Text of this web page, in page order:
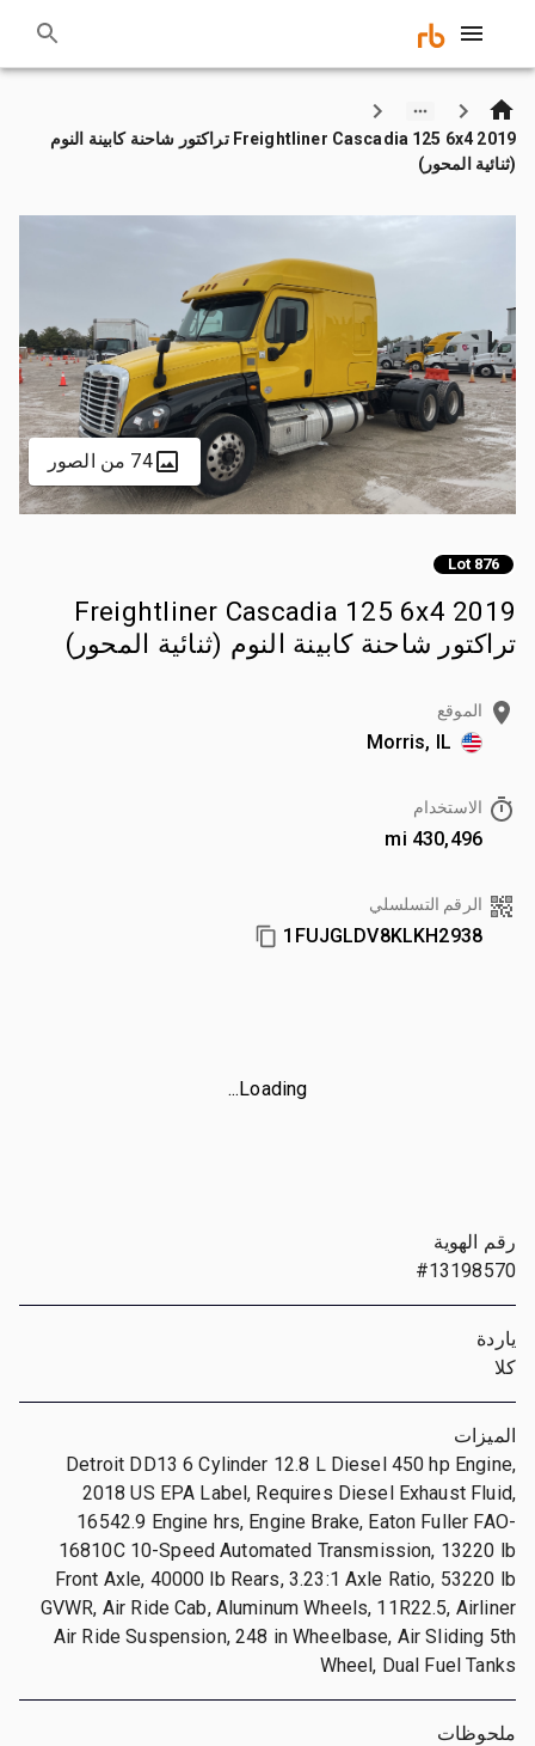
2019 Freightliner Cascadia 125 6x4 تراكتور شاحنة كابينة النوم
(ثنائية المحور)
74 من الصور
Lot 876
2019 Freightliner Cascadia 125 6x4
تراكتور شاحنة كابينة النوم (ثنائية المحور)
الموقع
Morris, IL
الاستخدام
430,496 mi
الرقم التسلسلي
1FUJGLDV8KLKH2938
Loading...
رقم الهوية
#13198570
ياردة
كلا
الميزات
Detroit DD13 6 Cylinder 12.8 L Diesel 450 hp Engine,
2018 US EPA Label, Requires Diesel Exhaust Fluid,
16542.9 Engine hrs, Engine Brake, Eaton Fuller FAO-
16810C 10-Speed Automated Transmission, 13220 lb
Front Axle, 40000 lb Rears, 3.23:1 Axle Ratio, 53220 lb
GVWR, Air Ride Cab, Aluminum Wheels, 11R22.5, Airliner
Air Ride Suspension, 248 in Wheelbase, Air Sliding 5th
Wheel, Dual Fuel Tanks
ملحوظات